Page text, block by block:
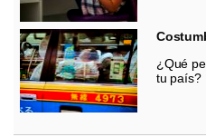
¿Qué
tu país?